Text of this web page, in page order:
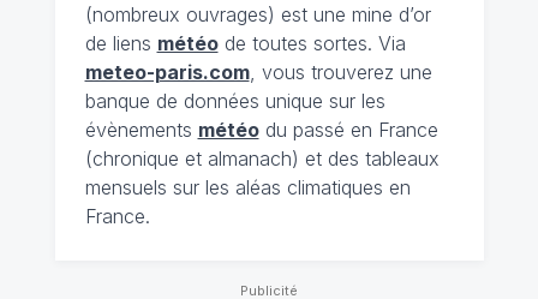
(nombreux ouvrages) est une mine d’or
de liens météode toutes sortes. Via
meteo-paris.com, vous trouverez une
banque de données unique sur les
évènements météodu passé en France
(chronique et almanach) et des tableaux
mensuels sur les aléas climatiques en
France.